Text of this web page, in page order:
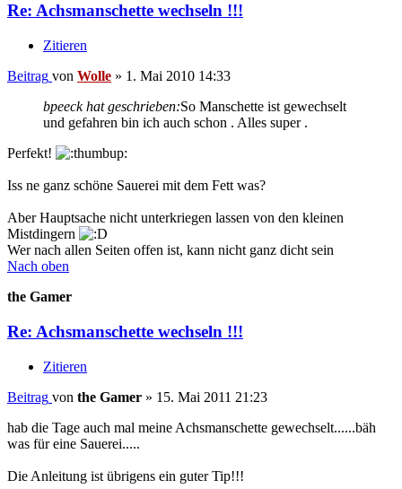
Re: Achsmanschette wechseln !!!
Zitieren
Beitrag von Wolle » 1. Mai 2010 14:33
bpeeck hat geschrieben:So Manschette ist gewechselt
und gefahren bin ich auch schon . Alles super .
Perfekt!
Iss ne ganz schöne Sauerei mit dem Fett was?
Aber Hauptsache nicht unterkriegen lassen von den kleinen
Mistdingern
Wer nach allen Seiten offen ist, kann nicht ganz dicht sein
Nach oben
the Gamer
Re: Achsmanschette wechseln !!!
Zitieren
Beitrag von the Gamer » 15. Mai 2011 21:23
hab die Tage auch mal meine Achsmanschette gewechselt......bäh
was für eine Sauerei.....
Die Anleitung ist übrigens ein guter Tip!!!